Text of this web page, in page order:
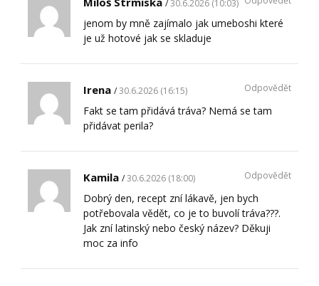
30.6.2026 (10:03)
jenom by mně zajímalo jak umeboshi které
je už hotové jak se skladuje
Irena 30.6.2026 (16:15)
Fakt se tam přidává tráva? Nemá se tam
přidávat perila?
Odpovědět
Kamila 30.6.2026 (18:00)
Dobrý den, recept zní lákavě, jen bych
potřebovala vědět, co je to buvolí tráva???.
Jak zní latinský nebo český název? Děkuji
moc za info
Odpovědět